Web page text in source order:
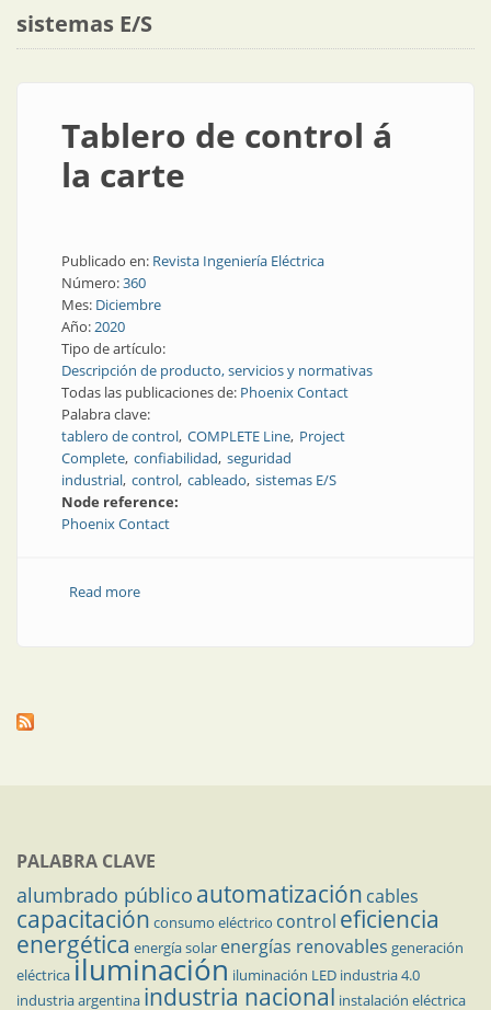
sistemas E/S
Tablero de control á
la carte
Publicado en: Revista Ingeniería Eléctrica
Número:360
Mes: Diciembre
Año:2020
Tipo de artículo:
Descripción de producto, servicios y normativas
Todas las publicaciones de: Phoenix Contact
Palabra clave:
tablero de control COMPLETE Line Project
Complete confiabilidad seguridad
industrial control cableado sistemas E/S
Node reference:
Phoenix Contact
Read moreabout Tablero de control á la carte
PALABRA CLAVE
alumbrado público automatización cables
capacitación consumo eléctrico control eficiencia
energética energía solar energías renovables generación
eléctricailuminación iluminación LED industria 4.0
industria argentina industria nacional instalación eléctrica